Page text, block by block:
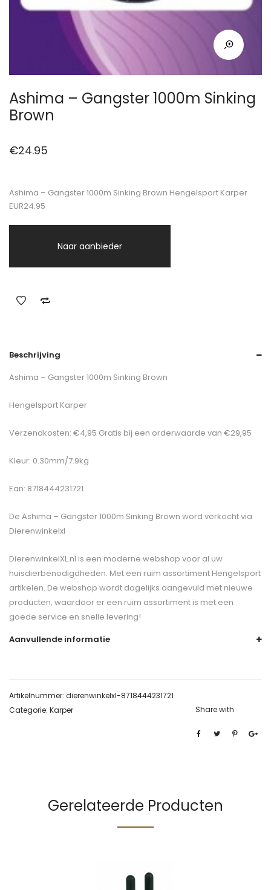
Ashima – Gangster 1000m Sinking
Brown
€24.95
Ashima – Gangster 1000m Sinking Brown Hengelsport Karper
EUR24.95
Naar aanbieder
Beschrijving
Ashima – Gangster 1000m Sinking Brown
Hengelsport Karper
Verzendkosten: €4,95 Gratis bij een orderwaarde van €29,95
Kleur: 0.30mm/7.9kg
Ean: 8718444231721
De Ashima – Gangster 1000m Sinking Brown word verkocht via
Dierenwinkelxl
DierenwinkelXL.nl is een moderne webshop voor al uw
huisdierbenodigdheden. Met een ruim assortiment Hengelsport
artikelen. De webshop wordt dagelijks aangevuld met nieuwe
producten, waardoor er een ruim assortiment is met een
goede service en snelle levering!
Aanvullende informatie
Artikelnummer: dierenwinkelxl-8718444231721
Categorie: Karper Share with
Gerelateerde Producten